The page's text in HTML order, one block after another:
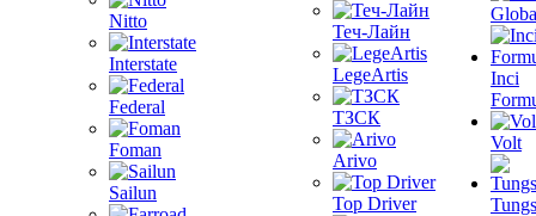
Nitto
Interstate
Federal
Foman
Sailun
Теч-Лайн
LegeArtis
ТЗСК
Arivo
Top Driver
Inci
Volt